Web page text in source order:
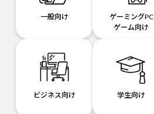
一般向け
ゲーミングPC
ゲーム向け
ビジネス向け 学生向け